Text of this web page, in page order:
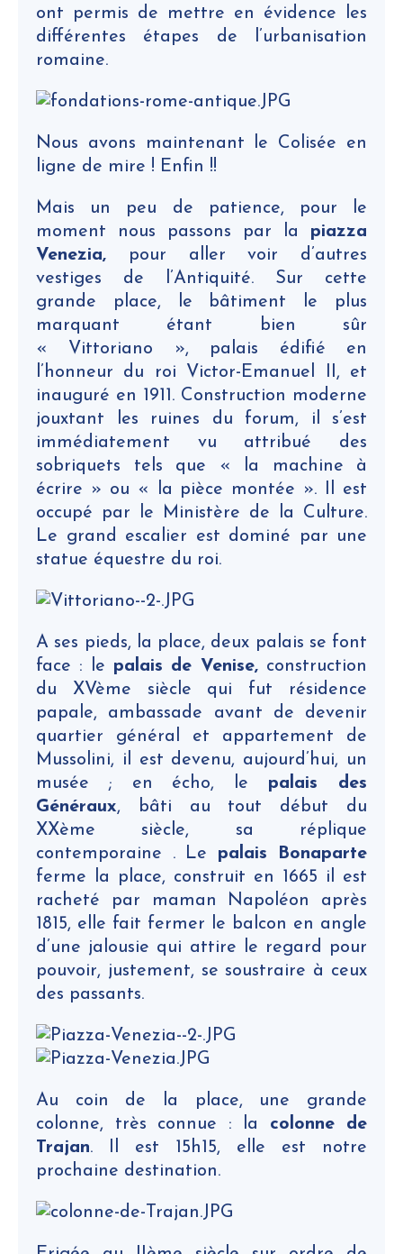
ont permis de mettre en évidence les
différentes étapes de l’urbanisation
romaine.
Nous avons maintenant le Colisée en
ligne de mire ! Enfin !!
Mais un peu de patience, pour le
moment nous passons par la piazza
Venezia, pour aller voir d’autres
vestiges de l’Antiquité. Sur cette
grande place, le bâtiment le plus
marquant étant bien sûr
« Vittoriano », palais édifié en
l’honneur du roi Victor-Emanuel II, et
inauguré en 1911. Construction moderne
jouxtant les ruines du forum, il s’est
immédiatement vu attribué des
sobriquets tels que « la machine à
écrire » ou « la pièce montée ». Il est
occupé par le Ministère de la Culture.
Le grand escalier est dominé par une
statue équestre du roi.
A ses pieds, la place, deux palais se font
face : le palais de Venise, construction
du XVème siècle qui fut résidence
papale, ambassade avant de devenir
quartier général et appartement de
Mussolini, il est devenu, aujourd’hui, un
musée ; en écho, le palais des
Généraux, bâti au tout début du
XXème siècle, sa réplique
contemporaine . Le palais Bonaparte
ferme la place, construit en 1665 il est
racheté par maman Napoléon après
1815, elle fait fermer le balcon en angle
d’une jalousie qui attire le regard pour
pouvoir, justement, se soustraire à ceux
des passants.
Au coin de la place, une grande
colonne, très connue : la colonne de
Trajan. Il est 15h15, elle est notre
prochaine destination.